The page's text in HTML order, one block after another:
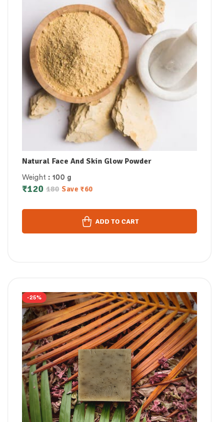
Natural Face And Skin Glow Powder
Weight : 100 g
180
₹120 Save ₹60
ADD TO CART
-25%